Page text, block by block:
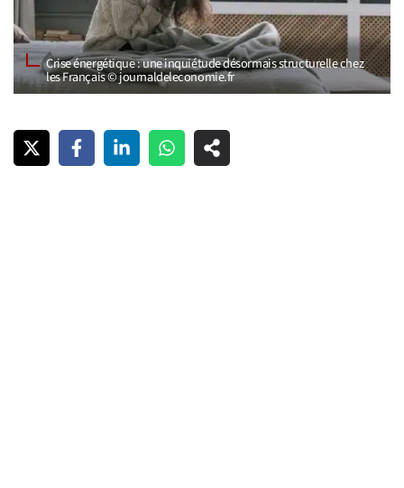
Crise énergétique : une inquiétude désormais structurelle chez
les Français © journaldeleconomie.fr